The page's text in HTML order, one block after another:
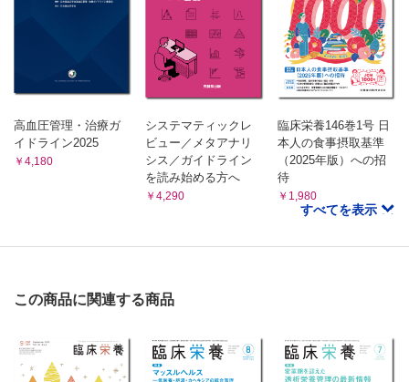
第94回日本内分泌学会学術総会・他
高血圧管理・治療ガ
イドライン2025
￥4,180
システマティックレ
ビュー／メタアナリ
シス／ガイドライン
を読み始める方へ
￥4,290
臨床栄養146巻1号 日
本人の食事摂取基準
（2025年版）への招
待
￥1,980
すべてを表示
この商品に関連する商品